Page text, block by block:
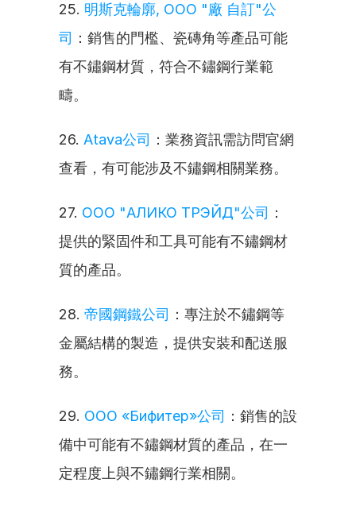
25. 明斯克輪廓, ООО "廠 自訂"公
司 ：銷售的門檻、瓷磚角等產品可能
有不鏽鋼材質，符合不鏽鋼行業範
疇。
26. Atava公司 ：業務資訊需訪問官網
查看，有可能涉及不鏽鋼相關業務。
27. ООО "АЛИКО ТРЭЙД"公司 ：
提供的緊固件和工具可能有不鏽鋼材
質的產品。
28. 帝國鋼鐵公司 ：專注於不鏽鋼等
金屬結構的製造，提供安裝和配送服
務。
29. ООО «Бифитер»公司 ：銷售的設
備中可能有不鏽鋼材質的產品，在一
定程度上與不鏽鋼行業相關。